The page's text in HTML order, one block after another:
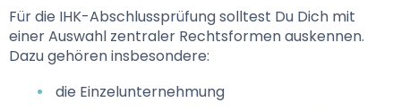
Für die IHK-Abschlussprüfung solltest Du Dich mit
einer Auswahl zentraler Rechtsformen auskennen.
Dazu gehören insbesondere:
die Einzelunternehmung